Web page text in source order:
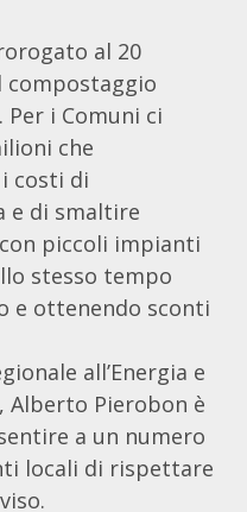
al 20
i Comuni ci
che
costi di
e di smaltire
piccoli impianti
stesso tempo
e ottenendo sconti
all’Energia e
Pierobon è
a un numero
locali di rispettare